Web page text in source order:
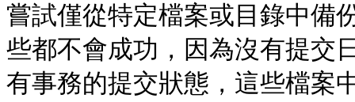
嘗試僅從特定檔案或目錄中備
些都不會成功，因為沒有提
有事務的提交狀態，這些檔案